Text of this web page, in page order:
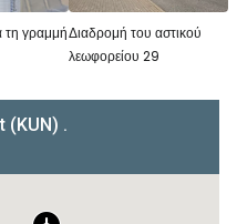
τη γραμμήΔιαδρομή του αστικού
λεωφορείου 29